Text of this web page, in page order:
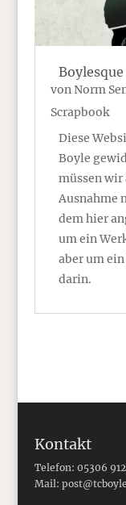
Boylesque
von Norm
Scrapbook
Diese
Boyle
müssen
Ausnahme
dem hier
um ein
aber um
darin.
Kontakt
Telefon: 05306
Mail: